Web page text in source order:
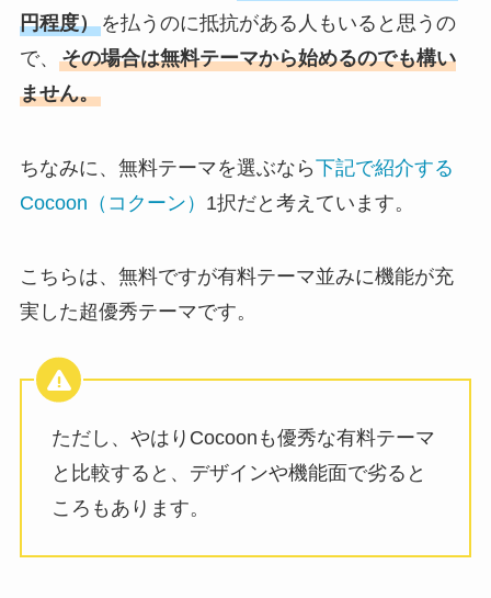
円程度）を払うのに抵抗がある人もいると思うの
で、 その場合は無料テーマから始めるのでも構い
ません。
ちなみに、無料テーマを選ぶなら下記で紹介する
Cocoon（コクーン） 1択だと考えています。
こちらは、無料ですが有料テーマ並みに機能が充
実した超優秀テーマです。
ただし、やはりCocoonも優秀な有料テーマ
と比較すると、デザインや機能面で劣ると
ころもあります。